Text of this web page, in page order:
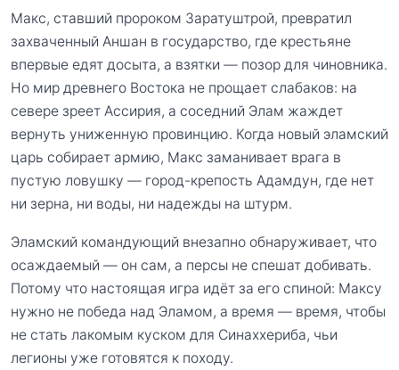
Макс, ставший пророком Заратуштрой, превратил
захваченный Аншан в государство, где крестьяне
впервые едят досыта, а взятки — позор для чиновника.
Но мир древнего Востока не прощает слабаков: на
севере зреет Ассирия, а соседний Элам жаждет
вернуть униженную провинцию. Когда новый эламский
царь собирает армию, Макс заманивает врага в
пустую ловушку — город-крепость Адамдун, где нет
ни зерна, ни воды, ни надежды на штурм.
Эламский командующий внезапно обнаруживает, что
осаждаемый — он сам, а персы не спешат добивать.
Потому что настоящая игра идёт за его спиной: Максу
нужно не победа над Эламом, а время — время, чтобы
не стать лакомым куском для Синаххериба, чьи
легионы уже готовятся к походу.